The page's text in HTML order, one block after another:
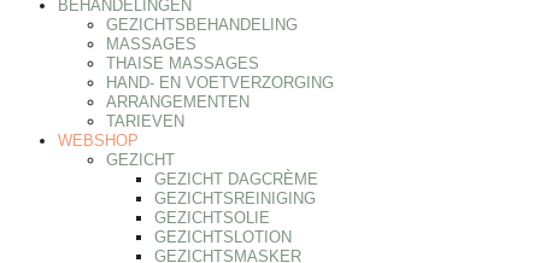
BEHANDELINGEN
GEZICHTSBEHANDELING
MASSAGES
THAISE MASSAGES
HAND- EN VOETVERZORGING
ARRANGEMENTEN
TARIEVEN
WEBSHOP
GEZICHT
GEZICHT DAGCRÈME
GEZICHTSREINIGING
GEZICHTSOLIE
GEZICHTSLOTION
GEZICHTSMASKER